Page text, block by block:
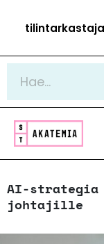
sisältöön
AI-strategia
johtajille